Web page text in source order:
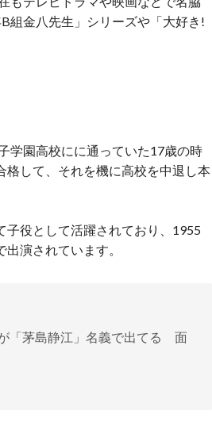
組金八先生」シリーズや「大好き!
学園高校にに通っていた17歳の時
して、それを機に高校を中退し本
子役として活躍されており、1955
演されています。
「茅島静江」名義で出てる 面